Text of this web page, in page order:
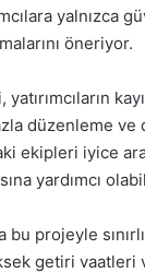
öneriyor.
düzenleme ve
ekipleri iyice
yardımcı
bu projeyle
getiri